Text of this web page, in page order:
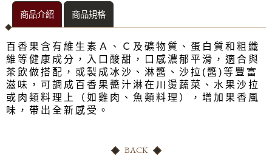
水蜜桃濃糖果汁
奇異果濃糖果汁
冬瓜濃糖果汁
熱帶水果濃糖果汁
品全
奇豆
商品介紹 商品規格
百香果含有 維生素Ａ、Ｃ及礦物質、蛋白質和粗纖
維等健康成分，
入口酸甜，口感濃郁平滑，適合與
茶飲做搭配， 或製成冰沙、淋醬、沙拉 (醬)等豐富
滋味， 可調成百香果醬汁淋在川燙蔬菜、水果沙拉
或肉類料理上（如雞肉、魚類料理）， 增加果香風
味，帶出全新感受。
BACK